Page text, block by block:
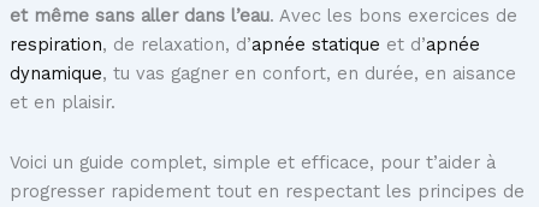
et même sans aller dans l’eau. Avec les bons exercices de
respiration, de relaxation, d’apnée statique et d’apnée
dynamique, tu vas gagner en confort, en durée, en aisance
et en plaisir.
Voici un guide complet, simple et efficace, pour t’aider à
progresser rapidement tout en respectant les principes de